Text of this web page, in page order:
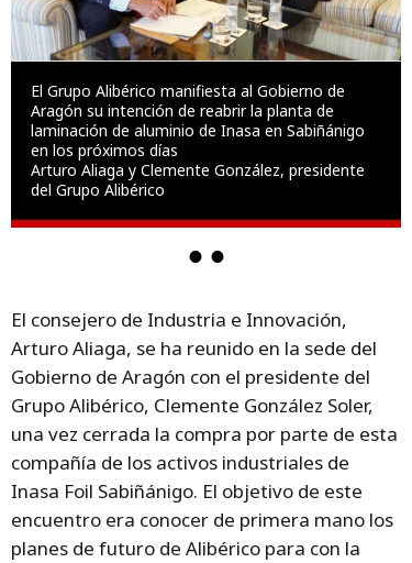
El Grupo Alibérico manifiesta al Gobierno de
Aragón su intención de reabrir la planta de
laminación de aluminio de Inasa en Sabiñánigo
en los próximos días
Arturo Aliaga y Clemente González, presidente
del Grupo Alibérico
El consejero de Industria e Innovación,
Arturo Aliaga, se ha reunido en la sede del
Gobierno de Aragón con el presidente del
Grupo Alibérico, Clemente González Soler,
una vez cerrada la compra por parte de esta
compañía de los activos industriales de
Inasa Foil Sabiñánigo. El objetivo de este
encuentro era conocer de primera mano los
planes de futuro de Alibérico para con la